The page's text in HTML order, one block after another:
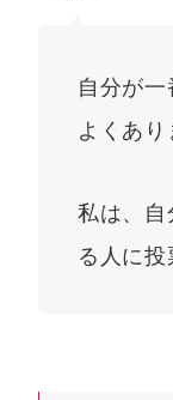
自分が
よくあり
私は、
る人に投